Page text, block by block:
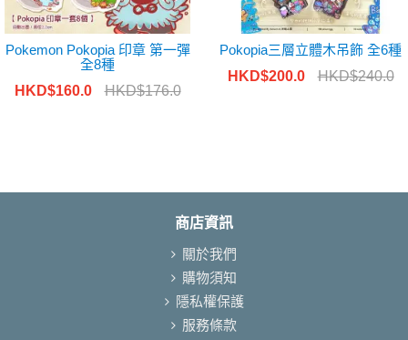
Pokemon Pokopia 印章 第一彈
全8種
HKD$160.0
HKD$176.0
Pokopia三層立體木吊飾 全6種
HKD$200.0
HKD$240.0
商店資訊
關於我們
購物須知
隱私權保護
服務條款